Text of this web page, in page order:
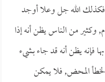
الله جل وعلا أوجد
وكثير من الناس يظن أنه إذا
فإنه يظن أنه قد جاء بشيء
المحض, فلا يمكن